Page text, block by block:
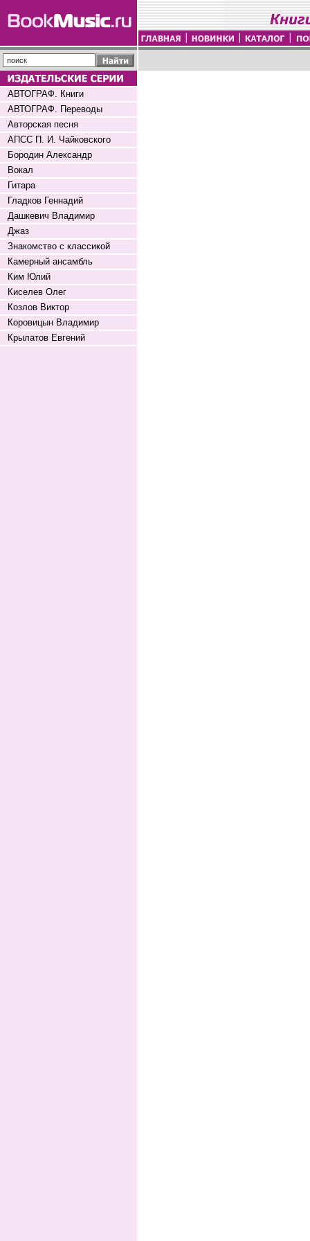
АВТОГРАФ. Книги
АВТОГРАФ. Переводы
Авторская песня
АПСС П. И. Чайковского
Бородин Александр
Вокал
Гитара
Гладков Геннадий
Дашкевич Владимир
Джаз
Знакомство с классикой
Камерный ансамбль
Ким Юлий
Киселев Олег
Козлов Виктор
Коровицын Владимир
Крылатов Евгений